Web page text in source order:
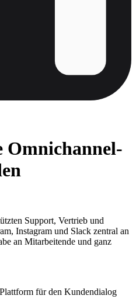
Omnichannel-
Support, Vertrieb und
Instagram und Slack zentral an
an Mitarbeitende und ganz